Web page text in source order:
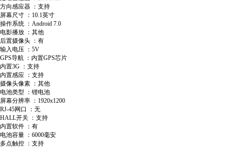
方向感应器 ：支持
屏幕尺寸 ：10.1英寸
操作系统 ：Android 7.0
电影播放 ：其他
后置摄像头 ：有
输入电压 ：5V
GPS导航 ：内置GPS芯片
内置3G ：支持
内置感应 ：支持
摄像头像素 ：其他
电池类型 ：锂电池
屏幕分辨率 ：1920x1200
RJ-45网口 ：无
HALL开关 ：支持
内置软件 ：有
电池容量 ：6000毫安
多点触控 ：支持